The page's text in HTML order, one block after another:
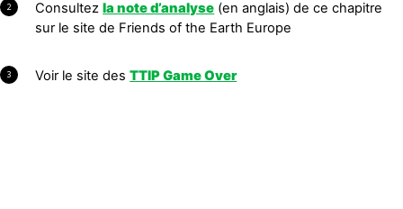
2 Consultezla note d’analyse (en anglais) de ce chapitre
sur le site de Friends of the Earth Europe
3 Voir le site desTTIP Game Over